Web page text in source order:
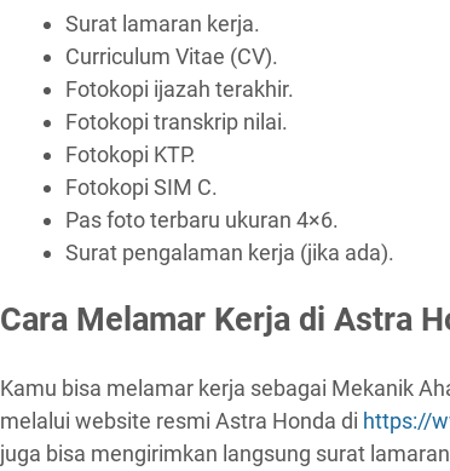
Surat lamaran kerja.
Curriculum Vitae (CV).
Fotokopi ijazah terakhir.
Fotokopi transkrip nilai.
Fotokopi KTP.
Fotokopi SIM C.
Pas foto terbaru ukuran 4×6.
Surat pengalaman kerja (jika ada).
Cara Melamar Kerja di Astra
Kamu bisa melamar kerja sebagai Mekanik
melalui website resmi Astra Honda di https://
juga bisa mengirimkan langsung surat